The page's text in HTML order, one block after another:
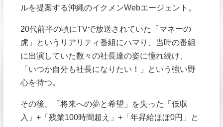
ルを提案する沖縄のイクメンWebエージェント。
20代前半の頃にTVで放送されていた「マネーの
虎」というリアリティ番組にハマり、当時の番組
に出演していた数々の社長達の姿に憧れ続け、
「いつか自分も社長になりたい！」という強い野
心を持つ。
その後、「将来への夢と希望」を失った「低収
入」+「残業100時間超え」+「年昇給ほぼ0円」と